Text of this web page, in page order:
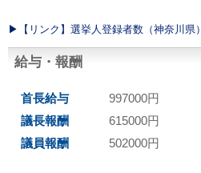
▶︎【リンク】選挙人登録者数（神奈川県）
給与・報酬
首長給与
997000円
議長報酬
615000円
議員報酬
502000円